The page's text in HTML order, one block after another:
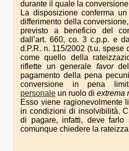
durante il quale la
La disposizione conferma
differimento della
previsto a beneficio del
dall’art. 660, co. 3 c.p.p. e
d.P.R. n. 115/2002 (t.u. spese
come quello della
riflette un generale favor
pagamento della pena
conversione in pena
personale un ruolo di extrema
Esso viene ragionevolmente
in condizioni di insolvibilità.
di pagare, infatti, deve
comunque chiedere la